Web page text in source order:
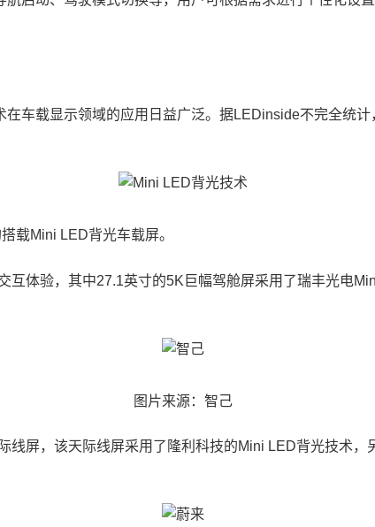
车载显示领域的应用日益广泛。据LEDinside不完全统
载Mini LED背光车载屏。
互体验，其中27.1英寸的5K巨幅驾舱屏采用了瑞丰光电
图片来源：智己
屏，该天际线屏采用了隆利科技的Mini LED背光技术